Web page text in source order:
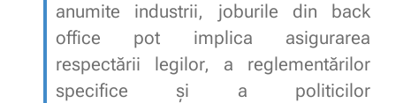
anumite industrii, joburile din back
office pot implica asigurarea
respectării legilor, a reglementărilor
specifice și a politicilor